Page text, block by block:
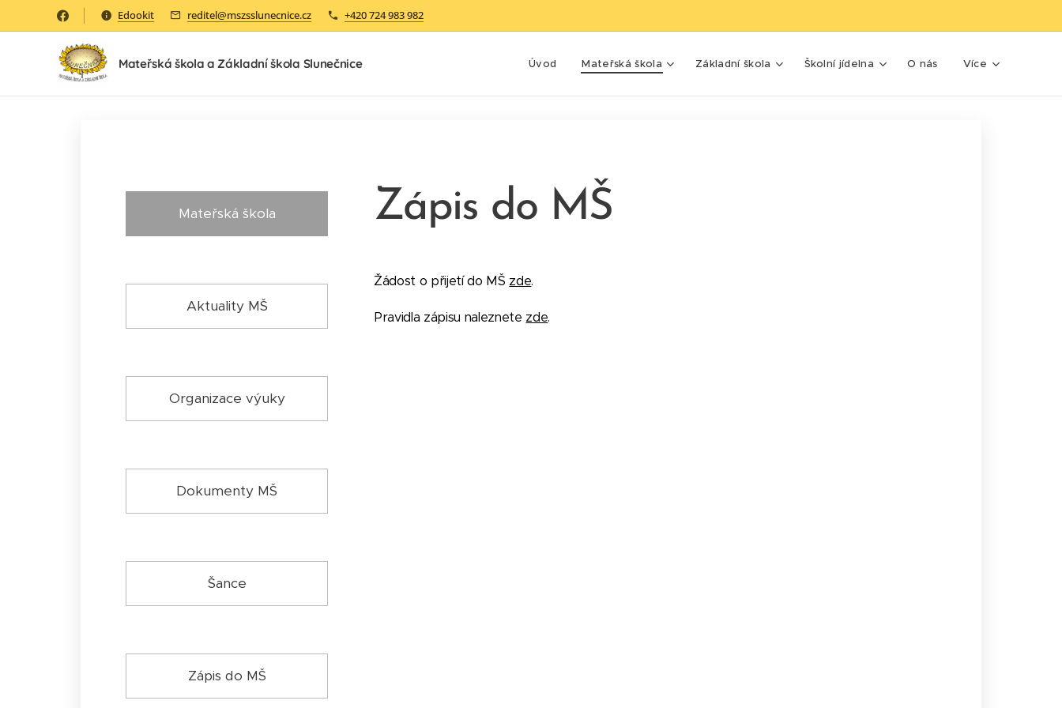
Edookit reditel@mszsslunecnice.cz +420 724 983 982
Mateřská škola a Základní škola Slunečnice Úvod Mateřská škola Základní škola Školní jídelna O nás Více
Mateřská škola
Aktuality MŠ
Organizace výuky
Dokumenty MŠ
Šance
Zápis do MŠ
Zápis do MŠ
Žádost o přijetí do MŠ zde.
Pravidla zápisu naleznete zde.